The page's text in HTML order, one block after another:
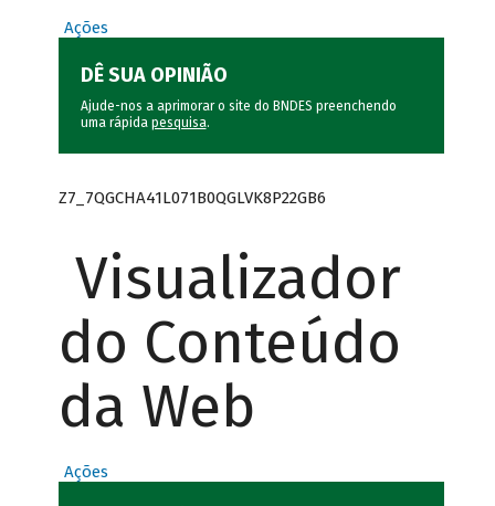
Ações
DÊ SUA OPINIÃO
Ajude-nos a aprimorar o site do BNDES preenchendo
uma rápida pesquisa.
Z7_7QGCHA41L071B0QGLVK8P22GB6
Visualizador
do Conteúdo
da Web
Ações